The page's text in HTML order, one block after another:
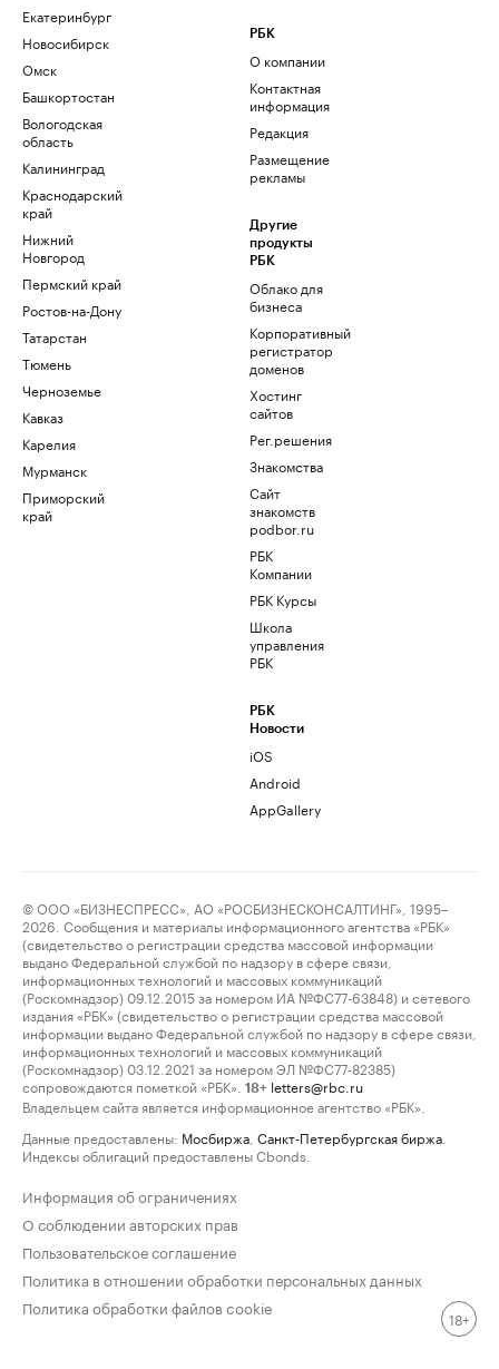
Екатеринбург
Новосибирск
Омск
Башкортостан
Вологодская
область
Калининград
Краснодарский
край
Нижний
Новгород
Пермский край
Ростов-на-Дону
Татарстан
Тюмень
Черноземье
Кавказ
Карелия
Мурманск
Приморский
край
РБК
О компании
Контактная
информация
Редакция
Размещение
рекламы
Другие
продукты
РБК
Облако для
бизнеса
Корпоративный
регистратор
доменов
Хостинг
сайтов
Рег.решения
Знакомства
Сайт
знакомств
podbor.ru
РБК
Компании
РБК Курсы
Школа
управления
РБК
РБК
Новости
iOS
Android
AppGallery
© ООО «БИЗНЕСПРЕСС», АО «РОСБИЗНЕСКОНСАЛТИНГ», 1995–
2026. Сообщения и материалы информационного агентства «РБК»
(свидетельство о регистрации средства массовой информации
выдано Федеральной службой по надзору в сфере связи,
информационных технологий и массовых коммуникаций
(Роскомнадзор) 09.12.2015 за номером ИА №ФС77-63848) и сетевого
издания «РБК» (свидетельство о регистрации средства массовой
информации выдано Федеральной службой по надзору в сфере связи,
информационных технологий и массовых коммуникаций
(Роскомнадзор) 03.12.2021 за номером ЭЛ №ФС77-82385)
сопровождаются пометкой «РБК».
18+ letters@rbc.ru
Владельцем сайта является информационное агентство «РБК».
Данные предоставлены: Мосбиржа Санкт-Петербургская биржа
Индексы облигаций предоставлены Cbonds.
Информация об ограничениях
О соблюдении авторских прав
Пользовательское соглашение
Политика в отношении обработки персональных данных
Политика обработки файлов cookie
18+